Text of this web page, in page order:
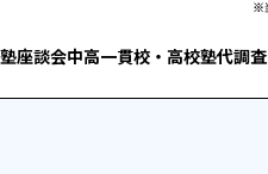
座談会中高一貫校・高校塾代調査